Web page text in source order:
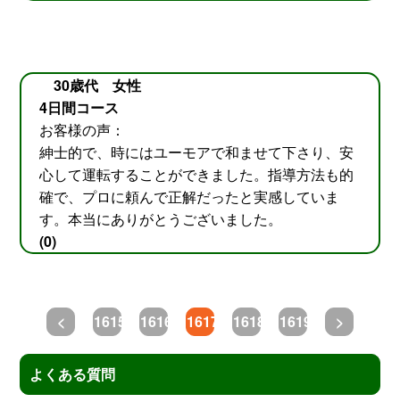
30歳代 女性
4日間コース
お客様の声：
紳士的で、時にはユーモアで和ませて下さり、安
心して運転することができました。指導方法も的
確で、プロに頼んで正解だったと実感していま
す。本当にありがとうございました。
(0)
< 1615 1616 1617 1618 1619 >
よくある質問